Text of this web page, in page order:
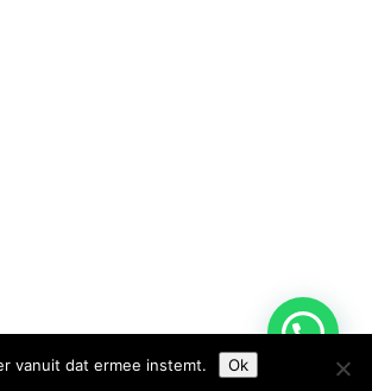
vanuit dat ermee instemt. Ok